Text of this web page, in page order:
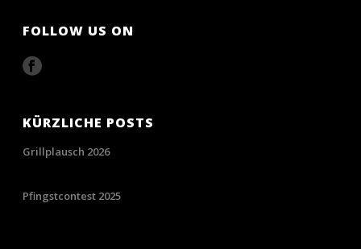
FOLLOW US ON
KÜRZLICHE POSTS
Grillplausch 2026
Pfingstcontest 2025